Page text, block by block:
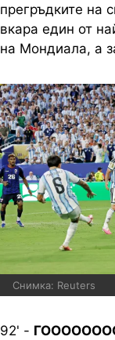
прегръдките на
вкара един от
на Мондиала, а
Снимка: Reuters
92' -